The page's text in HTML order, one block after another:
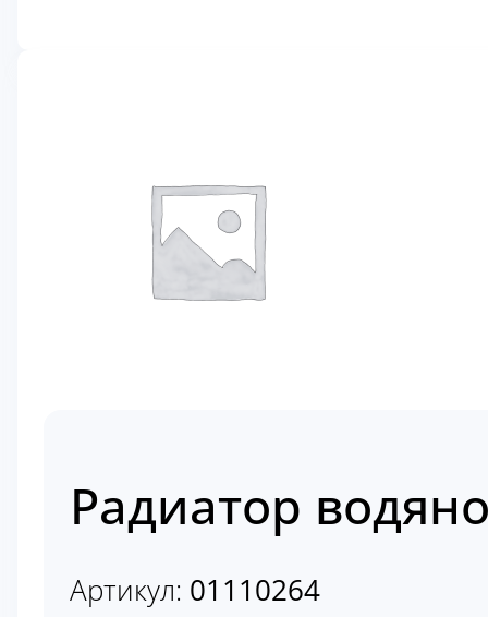
Радиатор
Артикул: 01110264